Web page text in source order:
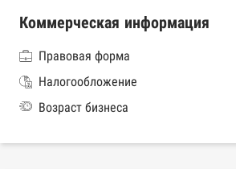
Коммерческая информация
Правовая форма
Налогообложение
Возраст бизнеса